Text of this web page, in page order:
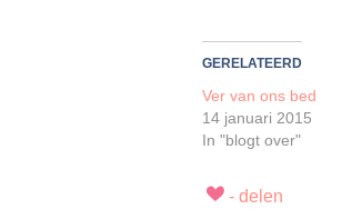
GERELATEERD
Ver van ons bed
14 januari 2015
In "blogt over"